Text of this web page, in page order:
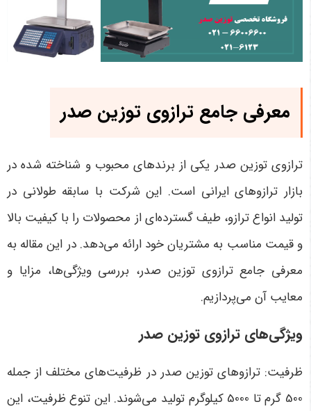
معرفی جامع ترازوی توزین صدر
ترازوی توزین صدر یکی از برندهای محبوب و شناخته شده در
بازار ترازوهای ایرانی است. این شرکت با سابقه طولانی در
تولید انواع ترازو، طیف گسترده‌ای از محصولات را با کیفیت بالا
و قیمت مناسب به مشتریان خود ارائه می‌دهد. در این مقاله به
معرفی جامع ترازوی توزین صدر، بررسی ویژگی‌ها، مزایا و
معایب آن می‌پردازیم.
ویژگی‌های ترازوی توزین صدر
ظرفیت: ترازوهای توزین صدر در ظرفیت‌های مختلف از جمله
500 گرم تا 5000 کیلوگرم تولید می‌شوند. این تنوع ظرفیت، این